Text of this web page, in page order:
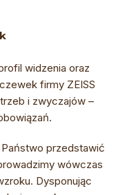
widzenia oraz
firmy ZEISS
i zwyczajów –
przedstawić
wówczas
Dysponując